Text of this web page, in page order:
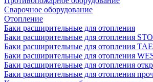
Сварочное оборудование
Отопление
Баки расширительные для отопления
Баки расширительные для отопления
Баки расширительные для отопления
Баки расширительные для отопления
Баки расширительные для отопления
Баки расширительные для отопления